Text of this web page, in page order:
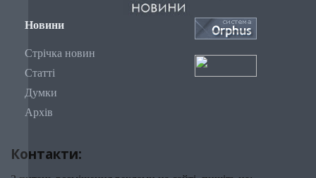
Новини
Стрічка новин
Статті
Думки
Архів
Контакти: